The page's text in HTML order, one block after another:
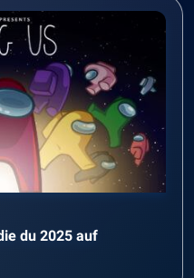
du 2025 auf